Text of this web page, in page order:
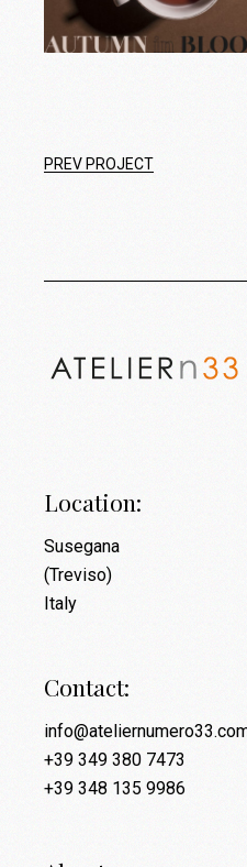
PREV PROJECT
Location:
Susegana
(Treviso)
Italy
Contact:
+39 349 380 7473
+39 348 135 9986